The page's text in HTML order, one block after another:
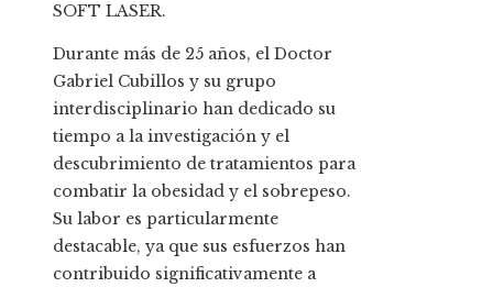
SOFT LASER.
Durante más de 25 años, el Doctor
Gabriel Cubillos y su grupo
interdisciplinario han dedicado su
tiempo a la investigación y el
descubrimiento de tratamientos para
combatir la obesidad y el sobrepeso.
Su labor es particularmente
destacable, ya que sus esfuerzos han
contribuido significativamente a